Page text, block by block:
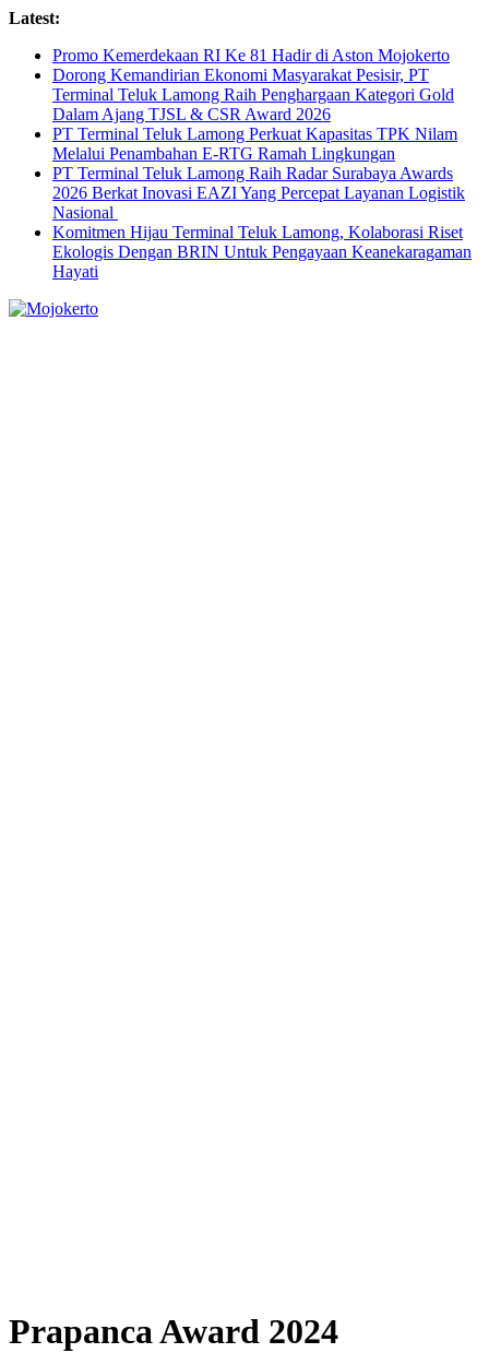
Skip
content
Latest:
Promo Kemerdekaan RI Ke 81 Hadir di Aston Mojokerto
Dorong Kemandirian Ekonomi Masyarakat Pesisir, PT
Terminal Teluk Lamong Raih Penghargaan Kategori Gold
Dalam Ajang TJSL & CSR Award 2026
PT Terminal Teluk Lamong Perkuat Kapasitas TPK Nilam
Melalui Penambahan E-RTG Ramah Lingkungan
PT Terminal Teluk Lamong Raih Radar Surabaya Awards
2026 Berkat Inovasi EAZI Yang Percepat Layanan Logistik
Nasional
Komitmen Hijau Terminal Teluk Lamong, Kolaborasi Riset
Ekologis Dengan BRIN Untuk Pengayaan Keanekaragaman
Hayati
Prapanca Award 2024